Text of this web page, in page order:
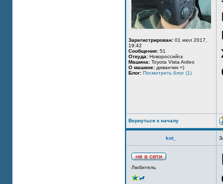
Зарегистрирован: 01 июл 2017,
19:42
Сообщения: 51
Откуда: Новороссийск
Машина: Toyota Vista Ardeo
О машине: диванчик =)
Блог: Посмотреть блог (1)
Вернуться к началу
kot_
Любитель